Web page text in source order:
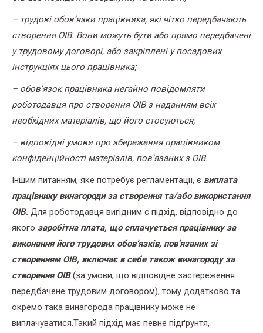
– трудові обов’язки працівника, які чітко передбачають
створення ОІВ. Вони можуть бути або прямо передбачені
у трудовому договорі, або закріплені у посадових
інструкціях цього працівника;
– обов’язок працівника негайно повідомляти
роботодавця про створення ОІВ з наданням всіх
необхідних матеріалів, що його стосуються;
– відповідні умови про збереження працівником
конфіденційності матеріалів, пов’язаних з ОІВ.
Іншим питанням, яке потребує регламентації, є виплата
працівнику винагороди за створення та/або використання
ОІВ. Для роботодавця вигідним є підхід, відповідно до
якого заробітна плата, що сплачується працівнику за
виконання його трудових обов’язків, пов’язаних зі
створенням ОІВ, включає в себе також винагороду за
створення ОІВ(за умови, що відповідне застереження
передбачене трудовим договором), тому додатково та
окремо така винагорода працівнику може не
виплачуватися.Такий підхід має певне підґрунтя,